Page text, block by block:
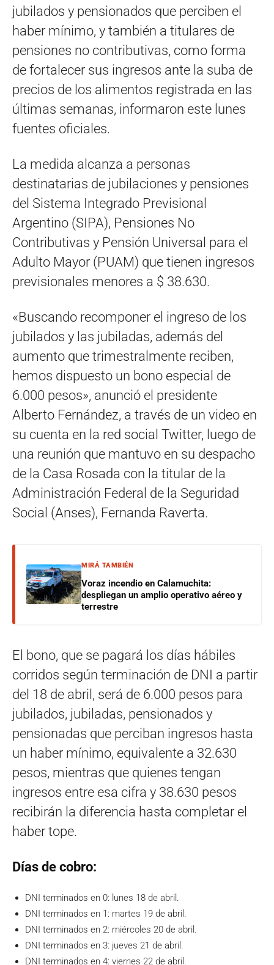
jubilados y pensionados que perciben el
haber mínimo, y también a titulares de
pensiones no contributivas, como forma
de fortalecer sus ingresos ante la suba de
precios de los alimentos registrada en las
últimas semanas, informaron este lunes
fuentes oficiales.
La medida alcanza a personas
destinatarias de jubilaciones y pensiones
del Sistema Integrado Previsional
Argentino (SIPA), Pensiones No
Contributivas y Pensión Universal para el
Adulto Mayor (PUAM) que tienen ingresos
previsionales menores a $ 38.630.
«Buscando recomponer el ingreso de los
jubilados y las jubiladas, además del
aumento que trimestralmente reciben,
hemos dispuesto un bono especial de
6.000 pesos», anunció el presidente
Alberto Fernández, a través de un video en
su cuenta en la red social Twitter, luego de
una reunión que mantuvo en su despacho
de la Casa Rosada con la titular de la
Administración Federal de la Seguridad
Social (Anses), Fernanda Raverta.
MIRÁ TAMBIÉN
Voraz incendio en Calamuchita:
despliegan un amplio operativo aéreo y
terrestre
El bono, que se pagará los días hábiles
corridos según terminación de DNI a partir
del 18 de abril, será de 6.000 pesos para
jubilados, jubiladas, pensionados y
pensionadas que perciban ingresos hasta
un haber mínimo, equivalente a 32.630
pesos, mientras que quienes tengan
ingresos entre esa cifra y 38.630 pesos
recibirán la diferencia hasta completar el
haber tope.
Días de cobro:
DNI terminados en 0: lunes 18 de abril.
DNI terminados en 1: martes 19 de abril.
DNI terminados en 2: miércoles 20 de abril.
DNI terminados en 3: jueves 21 de abril.
DNI terminados en 4: viernes 22 de abril.